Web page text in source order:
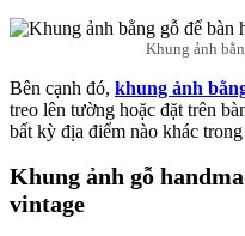
Khung ảnh
Bên cạnh đó, khung ảnh
treo lên tường hoặc đặt trên
bất kỳ địa điểm nào khác
Khung ảnh gỗ
vintage